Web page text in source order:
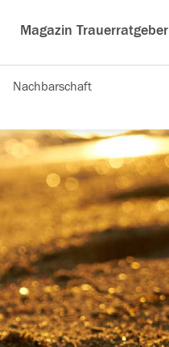
Magazin Trauerratgeber
Nachbarschaft